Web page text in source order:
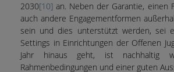
2030[10] an. Neben der Garantie, einen
auch andere Engagementformen
sein und dies unterstützt werden, sei
Settings in Einrichtungen der Offenen
Jahr hinaus geht, ist nachhaltig
Rahmenbedingungen und einer guten